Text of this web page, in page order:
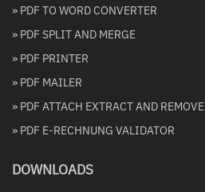
» PDF TO WORD CONVERTER
» PDF SPLIT AND MERGE
» PDF PRINTER
» PDF MAILER
» PDF ATTACH EXTRACT AND REMOVE
» PDF E-RECHNUNG VALIDATOR
DOWNLOADS